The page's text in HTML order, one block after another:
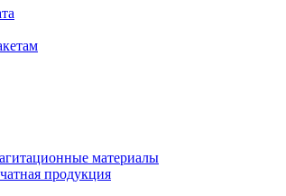
материалы
продукция